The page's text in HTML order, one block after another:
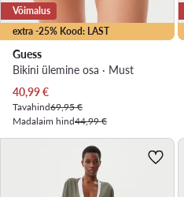
extra -25% Kood: LAST
Võimalus
Guess
Bikini ülemine osa · Must
Praegune hind
40,99€
Tavahind69,95 €
Madalaim hind44,99 €